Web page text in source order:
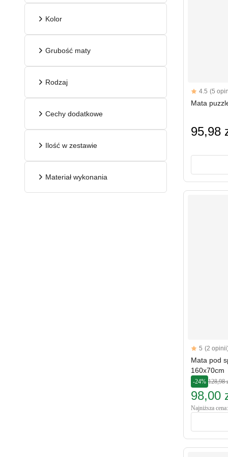
Kolor
Grubość maty
Rodzaj
Cechy dodatkowe
Ilość w zestawie
Materiał wykonania
Reviews
4.5 out of 5
4.5 (5
Mata
95,98
Reviews
5 out of 5
5 (2
Mata pod
160x70cm
-24% 128,98
98,00
Najniższa